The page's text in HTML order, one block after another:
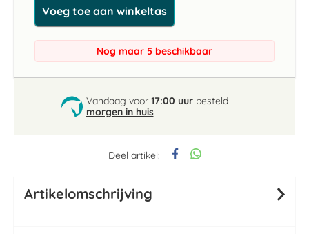
Deel artikel:
Voeg toe aan winkeltas
Nog maar 5 beschikbaar
Vandaag voor 17:00 uurbesteld
morgen in huis
Artikelomschrijving